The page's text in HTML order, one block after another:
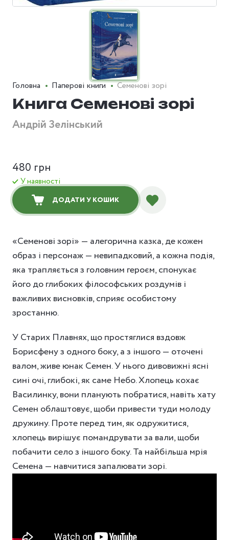
Головна Паперові книги Семенові зорі
Книга Семенові зорі
Андрій Зелінський
480 грн
У наявності
ДОДАТИ У КОШИК
«Семенові зорі» — алегорична казка, де кожен
образ і персонаж — невипадковий, а кожна подія,
яка трапляється з головним героєм, спонукає
його до глибоких філософських роздумів і
важливих висновків, сприяє особистому
зростанню.
У Старих Плавнях, що простяглися вздовж
Борисфену з одного боку, а з іншого — оточені
валом, живе юнак Семен. У нього дивовижні ясні
сині очі, глибокі, як саме Небо. Хлопець кохає
Василинку, вони планують побратися, навіть хату
Семен облаштовує, щоби привести туди молоду
дружину. Проте перед тим, як одружитися,
хлопець вирішує помандрувати за вали, щоби
побачити село з іншого боку. Та найбільша мрія
Семена — навчитися запалювати зорі.